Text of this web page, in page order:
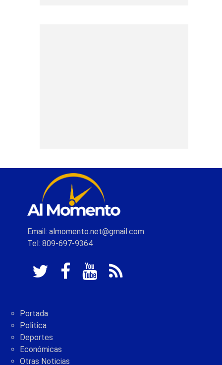
Email: almomento.net@gmail.com
Tel: 809-697-9364
Portada
Politica
Deportes
Económicas
Otras Noticias